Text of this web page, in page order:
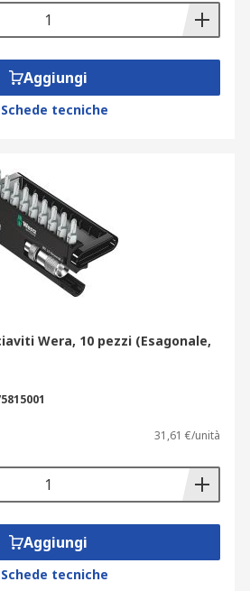
Aggiungi
Schede tecniche
Wera, 10 pezzi (Esagonale,
31,61 €/unità
Aggiungi
Schede tecniche